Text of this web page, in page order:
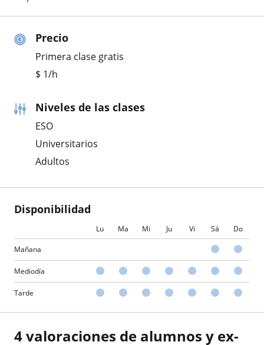
Precio
Primera clase gratis
$ 1/h
Niveles de las clases
ESO
Universitarios
Adultos
Disponibilidad
Lu Ma Mi Ju Vi Sá Do
Mañana
Mediodía
Tarde
4 valoraciones de alumnos y ex-